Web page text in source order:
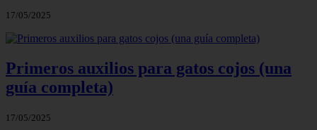
17/05/2025
Primeros auxilios para gatos cojos (una
guía completa)
17/05/2025